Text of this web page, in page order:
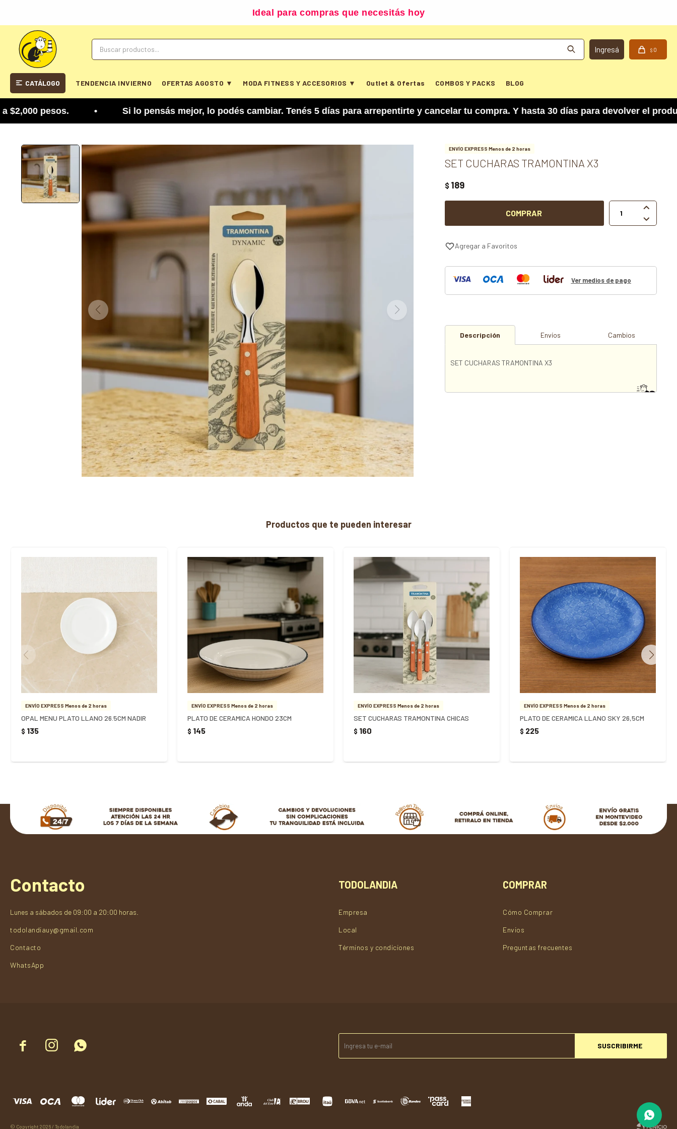
Ideal para compras que necesitás hoy
CATÁLOGO TENDENCIA INVIERNO OFERTAS AGOSTO ▼ MODA FITNESS Y ACCESORIOS ▼ Outlet & Ofertas COMBOS Y PACKS BLOG
$ 0
pesos. • Si lo pensás mejor, lo podés cambiar. Tenés 5 días para arrepentirte y cancelar tu compra. Y hasta 30 días para devolver el
ENVÍO EXPRESS Menos de 2 horas
SET CUCHARAS TRAMONTINA X3
$ 189
COMPRAR


Ver medios de pago
Descripción Envíos Cambios
SET CUCHARAS TRAMONTINA X3
Productos que te pueden interesar
ENVÍO EXPRESS Menos de 2 horas
OPAL MENU PLATO LLANO 26.5CM NADIR
$ 135
ENVÍO EXPRESS Menos de 2 horas
PLATO DE CERAMICA HONDO 23CM
$ 145
ENVÍO EXPRESS Menos de 2 horas
SET CUCHARAS TRAMONTINA CHICAS
$ 160
ENVÍO EXPRESS Menos de 2 horas
PLATO DE CERAMICA LLANO SKY 26,5CM
$ 225
   SUSCRIBIRME
Contacto
Lunes a sábados de 09:00 a 20:00 horas.
todolandiauy@gmail.com
Contacto
WhatsApp
TODOLANDIA
Empresa
Local
Términos y condiciones
COMPRAR
Cómo Comprar
Envios
Preguntas frecuentes
© Copyright 2026 / Todolandia